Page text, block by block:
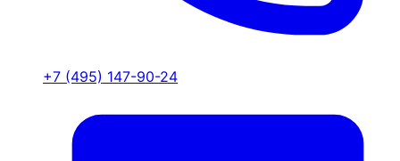
+7 (495) 147-90-24